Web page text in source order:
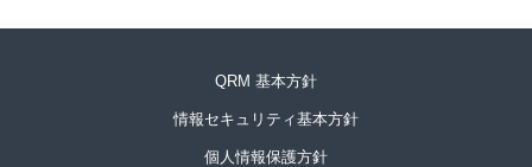
QRM 基本方針
情報セキュリティ基本方針
個人情報保護方針